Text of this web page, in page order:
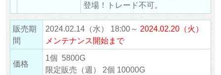
登場！トレード不可。
販売期
間
2024.02.14（水） 18:00～ 2024.02.20（火）
メンテナンス開始まで
価格
1個 5800G
限定販売（週） 2個 10000G